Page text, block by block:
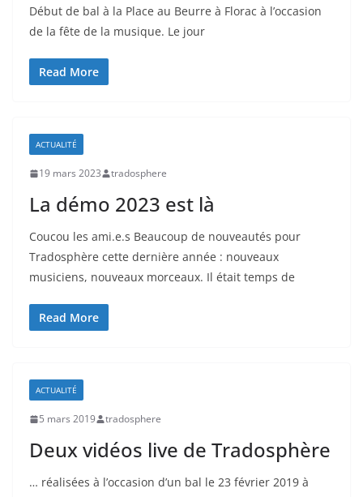
Début de bal à la Place au Beurre à Florac à l’occasion
de la fête de la musique. Le jour
Read More
ACTUALITÉ
19 mars 2023 tradosphere
La démo 2023 est là
Coucou les ami.e.s Beaucoup de nouveautés pour
Tradosphère cette dernière année : nouveaux
musiciens, nouveaux morceaux. Il était temps de
Read More
ACTUALITÉ
5 mars 2019 tradosphere
Deux vidéos live de Tradosphère
… réalisées à l’occasion d’un bal le 23 février 2019 à